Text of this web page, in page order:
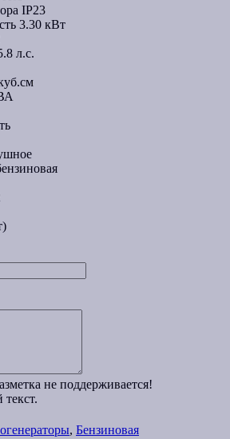
IP23
3.30 кВт
л.с.
не поддерживается!
, Бензиновая